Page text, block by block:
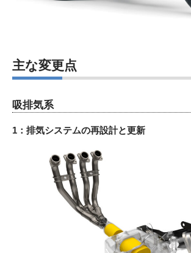
主な変更点
吸排気系
1：排気システムの再設計と更新